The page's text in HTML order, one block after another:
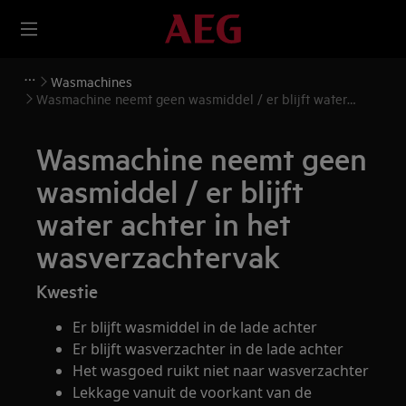
Wasmachines
Wasmachine neemt geen wasmiddel / er blijft water
Wasmachine neemt geen
wasmiddel / er blijft
water achter in het
wasverzachtervak
Kwestie
Er blijft wasmiddel in de lade achter
Er blijft wasverzachter in de lade achter
Het wasgoed ruikt niet naar wasverzachter
Lekkage vanuit de voorkant van de